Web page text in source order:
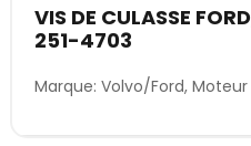
VIS DE CULASSE
251-4703
Marque: Volvo/Ford, Moteur